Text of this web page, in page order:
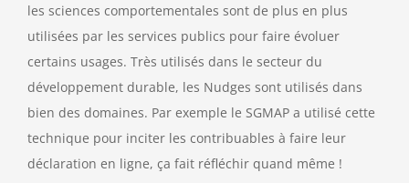
les sciences comportementales sont de plus en plus
utilisées par les services publics pour faire évoluer
certains usages. Très utilisés dans le secteur du
développement durable, les Nudges sont utilisés dans
bien des domaines. Par exemple le SGMAP a utilisé cette
technique pour inciter les contribuables à faire leur
déclaration en ligne, ça fait réfléchir quand même !